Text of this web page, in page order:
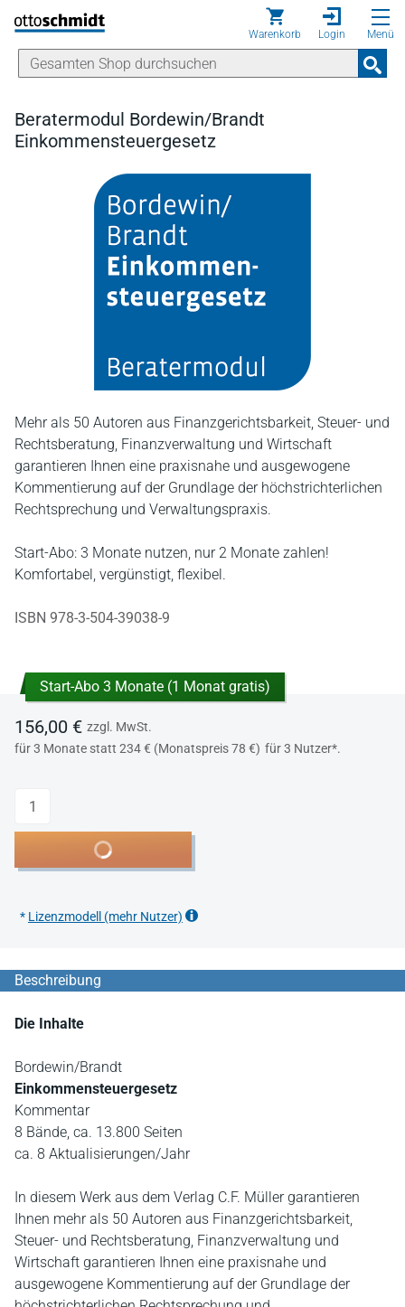
Direkt zum Inhalt
Warenkorb Login Menü
Beratermodul Bordewin/Brandt
Einkommensteuergesetz
Mehr als 50 Autoren aus Finanzgerichtsbarkeit, Steuer- und
Rechtsberatung, Finanzverwaltung und Wirtschaft
garantieren Ihnen eine praxisnahe und ausgewogene
Kommentierung auf der Grundlage der höchstrichterlichen
Rechtsprechung und Verwaltungspraxis.
Start-Abo: 3 Monate nutzen, nur 2 Monate zahlen!
Komfortabel, vergünstigt, flexibel.
ISBN 978-3-504-39038-9
Start-Abo 3 Monate (1 Monat gratis)
156,00 € zzgl. MwSt.
für 3 Monate statt 234 € (Monatspreis 78 €) für 3 Nutzer*.
Anzahl
In den Warenkorb
* Lizenzmodell (mehr Nutzer)
Beschreibung
Die Inhalte
Bordewin/Brandt
Einkommensteuergesetz
Kommentar
8 Bände, ca. 13.800 Seiten
ca. 8 Aktualisierungen/Jahr
In diesem Werk aus dem Verlag C.F. Müller garantieren
Ihnen mehr als 50 Autoren aus Finanzgerichtsbarkeit,
Steuer- und Rechtsberatung, Finanzverwaltung und
Wirtschaft garantieren Ihnen eine praxisnahe und
ausgewogene Kommentierung auf der Grundlage der